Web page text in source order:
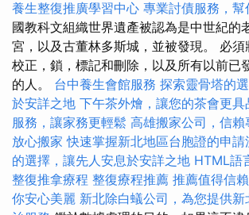
養生整復推廣學習中心 專業討債服務，幫
國教科文組織世界遺產被認為是中世紀的
宮，以及古董林多斯城，並被發現。 必須
校正，鎖，標記和刪除，以及所有以前已
的人。 台中養生會館服務 探索靈骨塔的
於安詳之地 下午茶外燴，讓您的茶會更具
服務，讓家務更輕鬆 高雄搬家公司，信賴
放心搬家 快速掌握新北地區台胞證的申請
的選擇，讓先人安息於安詳之地 HTML語
整復推拿療程 整復療程推薦 推薦值得信
你安心美麗 新北除白蟻公司，為您提供